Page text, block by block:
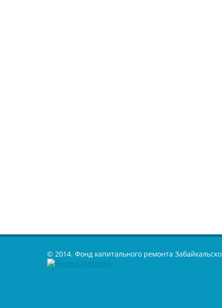
© 2014. Фонд капитального ремонта